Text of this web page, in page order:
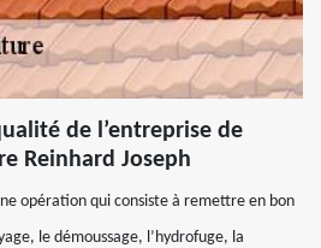
de l’entreprise de
Reinhard Joseph
opération qui consiste à remettre en bon
le démoussage, l’hydrofuge, la